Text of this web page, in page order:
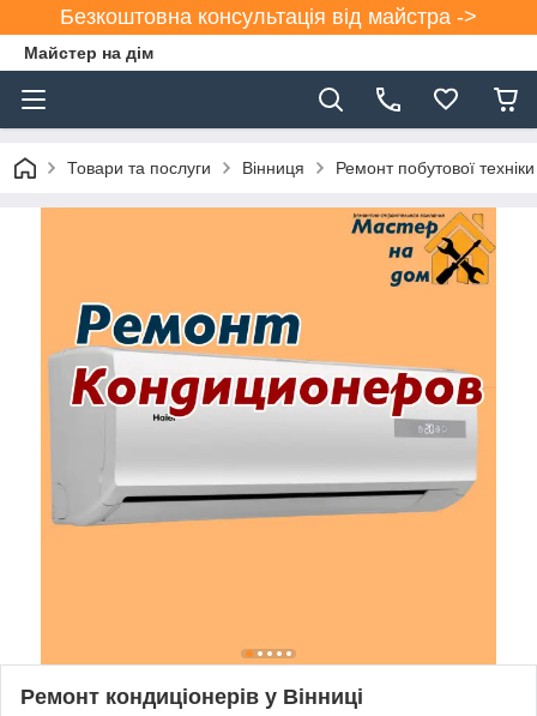
Безкоштовна консультація від майстра ->
Майстер на дім
Товари та послуги Вінниця Ремонт побутової техніки
Ремонт кондиціонерів у Вінниці